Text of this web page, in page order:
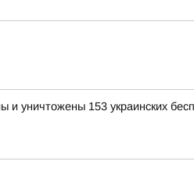
153 украинских